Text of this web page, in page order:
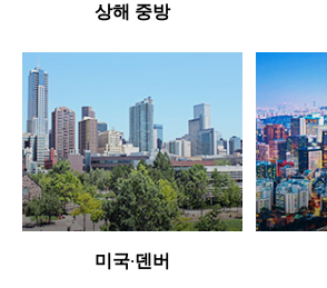
상해 중방
미국·덴버